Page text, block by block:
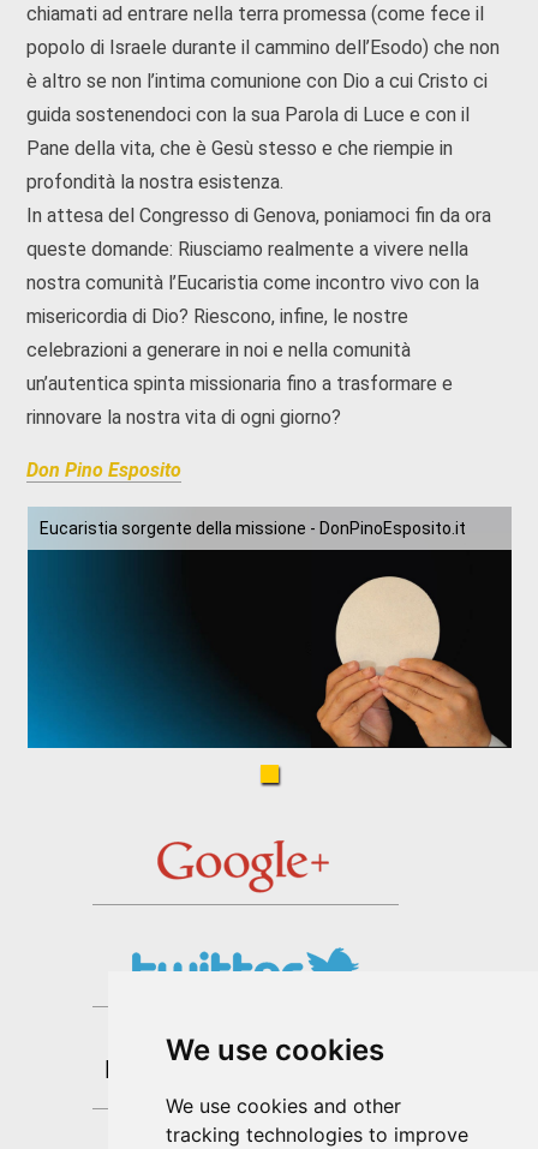
We use cookies
We use cookies and other
tracking technologies to improve
chiamati ad entrare nella terra promessa (come fece il
popolo di Israele durante il cammino dell’Esodo) che non
è altro se non l’intima comunione con Dio a cui Cristo ci
guida sostenendoci con la sua Parola di Luce e con il
Pane della vita, che è Gesù stesso e che riempie in
profondità la nostra esistenza.
In attesa del Congresso di Genova, poniamoci fin da ora
queste domande: Riusciamo realmente a vivere nella
nostra comunità l’Eucaristia come incontro vivo con la
misericordia di Dio? Riescono, infine, le nostre
celebrazioni a generare in noi e nella comunità
un’autentica spinta missionaria fino a trasformare e
rinnovare la nostra vita di ogni giorno?
Don Pino Esposito
Eucaristia sorgente della missione - DonPinoEsposito.it